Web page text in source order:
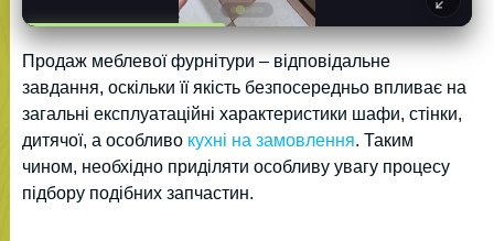
Продаж меблевої фурнітури – відповідальне
завдання, оскільки її якість безпосередньо впливає на
загальні експлуатаційні характеристики шафи, стінки,
дитячої, а особливо кухні на замовлення. Таким
чином, необхідно приділяти особливу увагу процесу
підбору подібних запчастин.